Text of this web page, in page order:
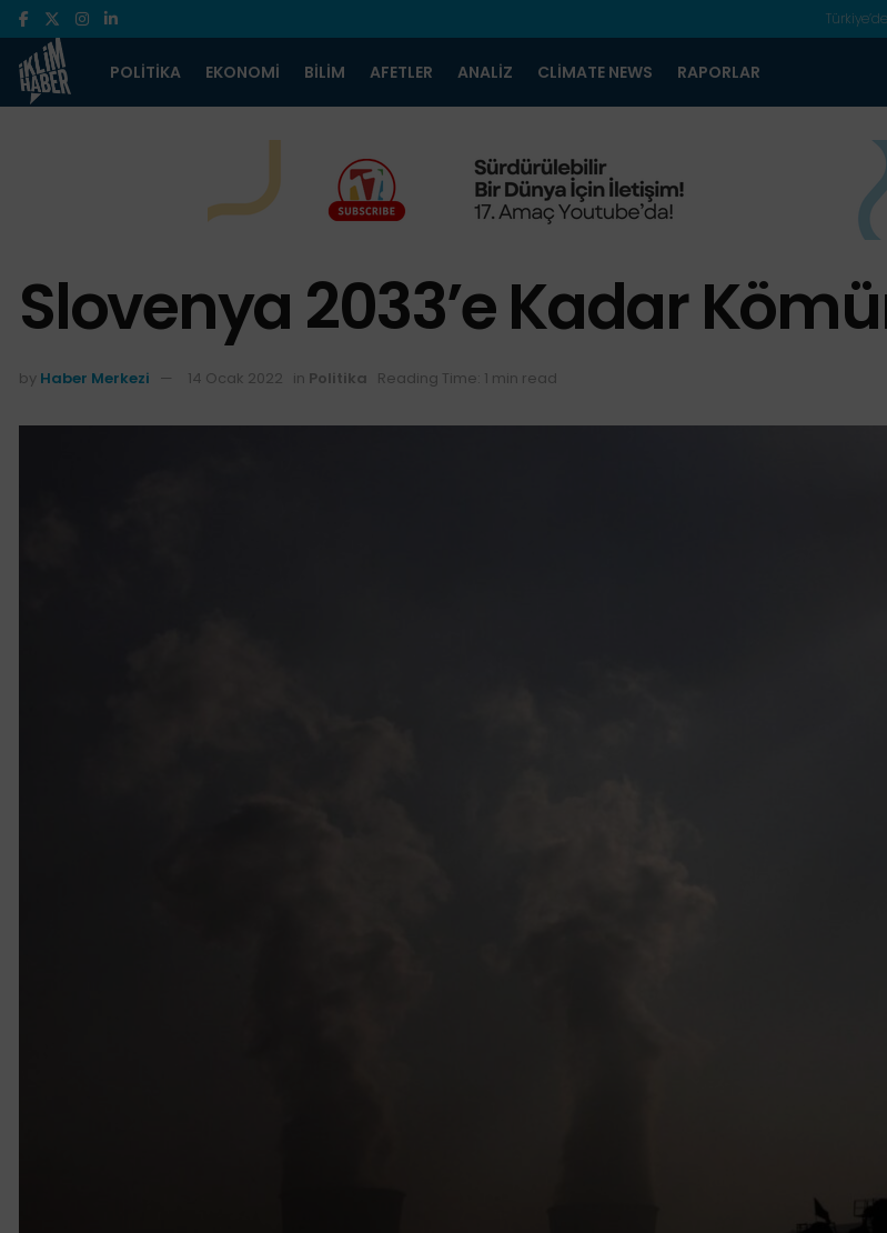
POLITIKA EKONOMI BILIM AFETLER ANALIZ CLIMATE NEWS RAPORLAR
Slovenya 2033’e Kadar
by Haber Merkezi 14 Ocak 2022 in Politika Reading Time: 1 min read